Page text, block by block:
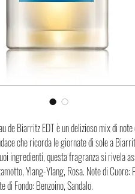
de Biarritz EDT è un delizioso mix di
che ricorda le giornate di sole a
ingredienti, questa fragranza si rivela
Ylang-Ylang, Rosa. Note di Cuore:
di Fondo: Benzoino, Sandalo.